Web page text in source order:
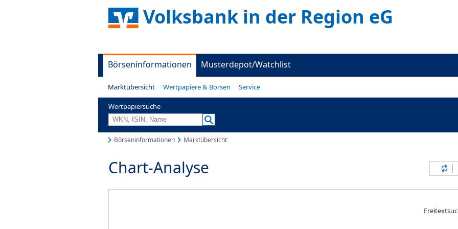
Volksbank in der Region eG
Börseninformationen Musterdepot/Watchlist
Marktübersicht Wertpapiere & Börsen Service
Wertpapiersuche
Börseninformationen Marktübersicht
Chart-Analyse